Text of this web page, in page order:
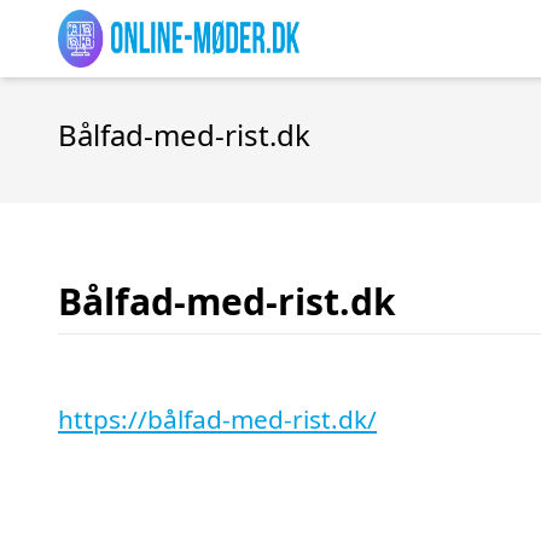
Bålfad-med-rist.dk
Bålfad-med-rist.dk
https://bålfad-med-rist.dk/